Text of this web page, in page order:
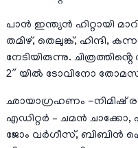
പാൻ ഇന്ത്യൻ ഹിറ്റായി
തമിഴ്, തെലുങ്ക്, ഹിന്ദി,
നേടിയിരുന്നു.
2″ യിൽ ടോവിനോ
ഛായാഗ്രഹണം -നിമിഷ്
എഡിറ്റർ – ചമൻ ചാക്കോ,
ജോം വർഗീസ്, ബിബിൻ